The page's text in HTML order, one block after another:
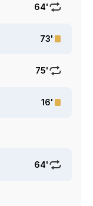
64'
73'
75'
16'
64'